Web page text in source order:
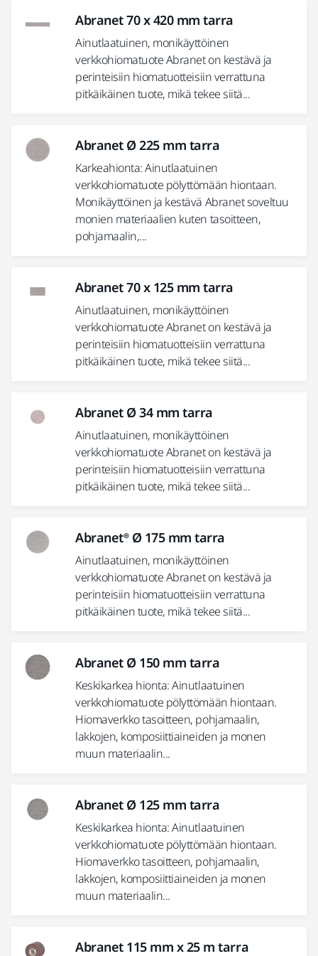
Abranet 70 x 420 mm tarra
Ainutlaatuinen, monikäyttöinen
verkkohiomatuote Abranet on kestävä ja
perinteisiin hiomatuotteisiin verrattuna
pitkäikäinen tuote, mikä tekee siitä...
Abranet Ø 225 mm tarra
Karkeahionta: Ainutlaatuinen
verkkohiomatuote pölyttömään hiontaan.
Monikäyttöinen ja kestävä Abranet soveltuu
monien materiaalien kuten tasoitteen,
pohjamaalin,...
Abranet 70 x 125 mm tarra
Ainutlaatuinen, monikäyttöinen
verkkohiomatuote Abranet on kestävä ja
perinteisiin hiomatuotteisiin verrattuna
pitkäikäinen tuote, mikä tekee siitä...
Abranet Ø 34 mm tarra
Ainutlaatuinen, monikäyttöinen
verkkohiomatuote Abranet on kestävä ja
perinteisiin hiomatuotteisiin verrattuna
pitkäikäinen tuote, mikä tekee siitä...
Abranet® Ø 175 mm tarra
Ainutlaatuinen, monikäyttöinen
verkkohiomatuote Abranet on kestävä ja
perinteisiin hiomatuotteisiin verrattuna
pitkäikäinen tuote, mikä tekee siitä...
Abranet Ø 150 mm tarra
Keskikarkea hionta: Ainutlaatuinen
verkkohiomatuote pölyttömään hiontaan.
Hiomaverkko tasoitteen, pohjamaalin,
lakkojen, komposiittiaineiden ja monen
muun materiaalin...
Abranet Ø 125 mm tarra
Keskikarkea hionta: Ainutlaatuinen
verkkohiomatuote pölyttömään hiontaan.
Hiomaverkko tasoitteen, pohjamaalin,
lakkojen, komposiittiaineiden ja monen
muun materiaalin...
Abranet 115 mm x 25 m tarra